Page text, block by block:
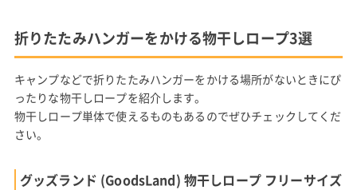
折りたたみハンガーをかける物干しロープ3選
キャンプなどで折りたたみハンガーをかける場所がないときにぴ
ったりな物干しロープを紹介します。
物干しロープ単体で使えるものもあるのでぜひチェックしてくだ
さい。
グッズランド (GoodsLand) 物干しロープ フリーサイズ